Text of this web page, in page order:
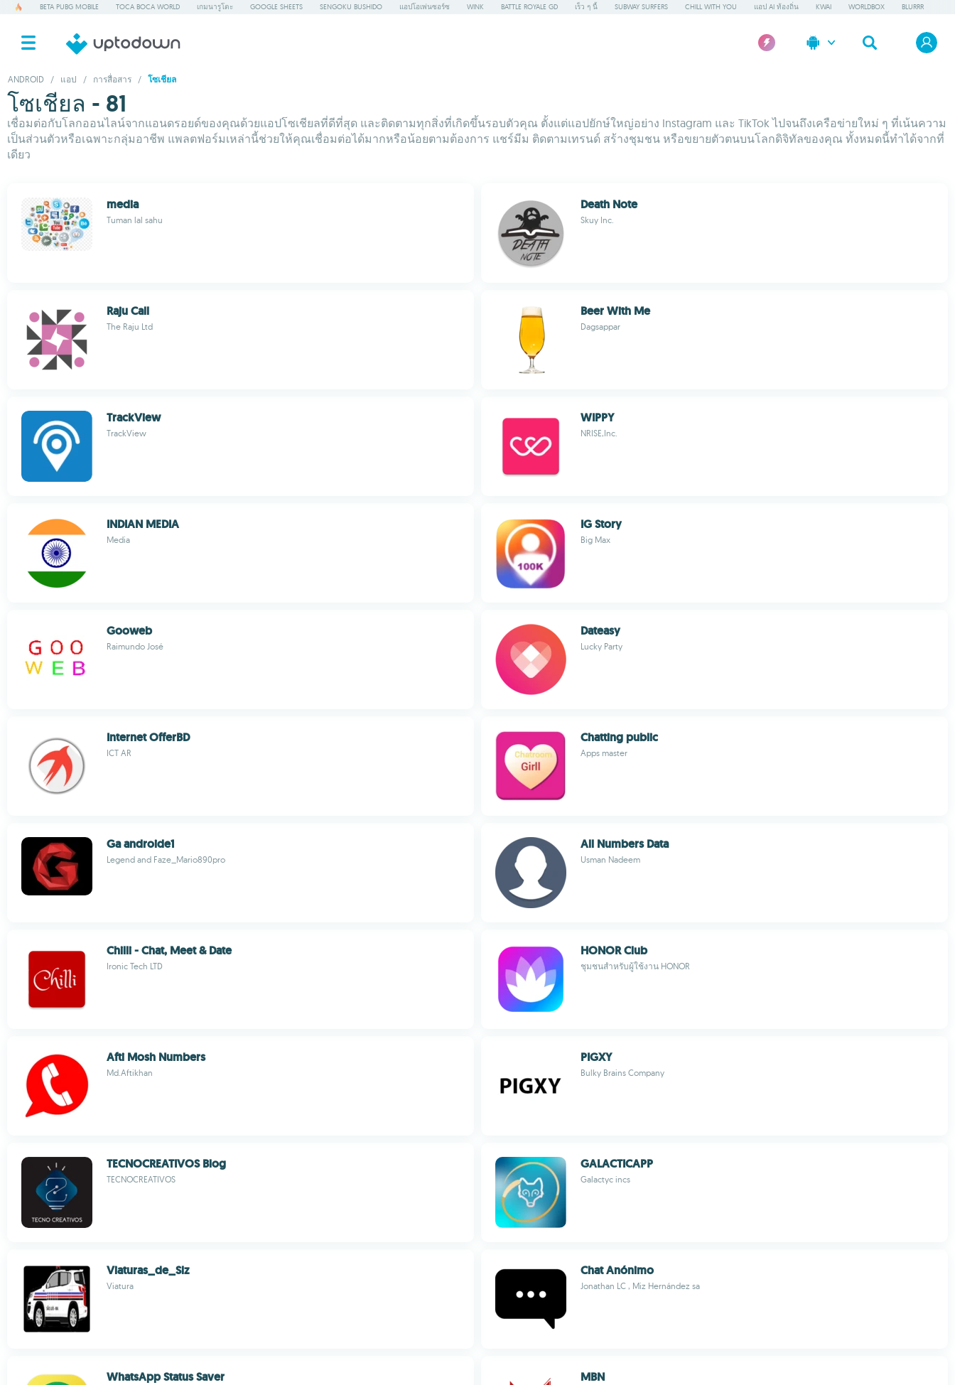
BETA PUBG MOBILE TOCA BOCA WORLD เกมนารูโตะ GOOGLE SHEETS SENGOKU BUSHIDO แอปโอเพ่นซอร์ซ WINK BATTLE ROYALE GD เร็ว ๆ นี้ SUBWAY SURFERS CHILL WITH YOU แอป AI ท้องถิ่น KWAI WORLDBOX BLURRR
ANDROID / แอป / การสื่อสาร / โซเชียล
โซเชียล - 81
เชื่อมต่อกับโลกออนไลน์จากแอนดรอยด์ของคุณด้วยแอปโซเชียลที่ดีที่สุด และติดตามทุกสิ่งที่เกิดขึ้นรอบตัวคุณ ตั้งแต่แอปยักษ์ใหญ่อย่าง Instagram และ TikTok ไปจนถึงเครือข่ายใหม่ ๆ ที่เน้นความ
เป็นส่วนตัวหรือเฉพาะกลุ่มอาชีพ แพลตฟอร์มเหล่านี้ช่วยให้คุณเชื่อมต่อได้มากหรือน้อยตามต้องการ แชร์มีม ติดตามเทรนด์ สร้างชุมชน หรือขยายตัวตนบนโลกดิจิทัลของคุณ ทั้งหมดนี้ทำได้จากที่
เดียว
media
Tuman lal sahu
Death Note
Skuy Inc.
Raju Call
The Raju Ltd
Beer With Me
Dagsappar
TrackView
TrackView
WIPPY
NRISE,Inc.
INDIAN MEDIA
Media
IG Story
Big Max
Gooweb
Raimundo José
Dateasy
Lucky Party
Internet OfferBD
ICT AR
Chatting public
Apps master
Ga androide1
Legend and Faze_Mario890pro
All Numbers Data
Usman Nadeem
Chilli - Chat, Meet & Date
Ironic Tech LTD
HONOR Club
ชุมชนสำหรับผู้ใช้งาน HONOR
Afti Mosh Numbers
Md.Aftikhan
PIGXY
Bulky Brains Company
TECNOCREATIVOS Blog
TECNOCREATIVOS
GALACTICAPP
Galactyc incs
Viaturas_de_Slz
Viatura
Chat Anónimo
Jonathan LC , Miz Hernández sa
WhatsApp Status Saver MBN